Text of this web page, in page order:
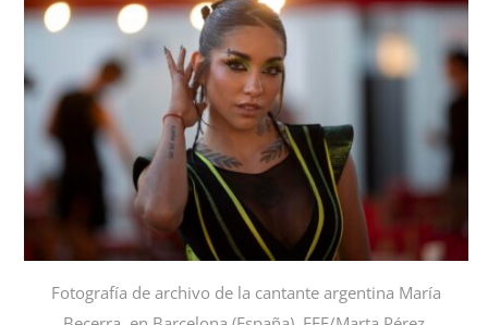
Fotografía de archivo de la cantante argentina María